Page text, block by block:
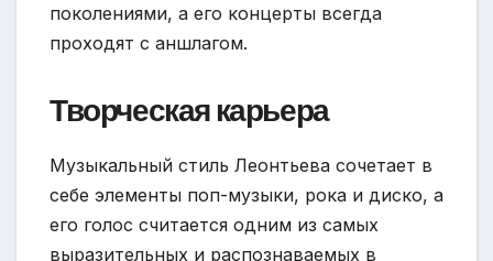
поколениями, а его концерты всегда
проходят с аншлагом.
Творческая карьера
Музыкальный стиль Леонтьева сочетает в
себе элементы поп-музыки, рока и диско, а
его голос считается одним из самых
выразительных и распознаваемых в